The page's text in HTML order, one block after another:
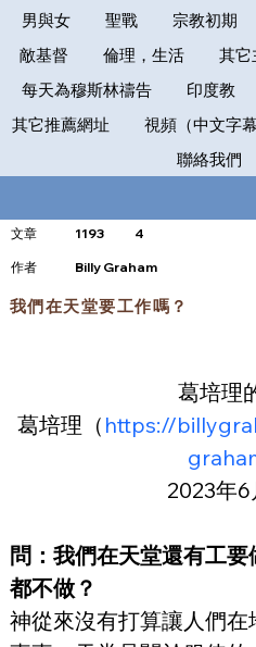
男與女
聖戰 宗教初期
敵基督
倫理，生活 其它
每天為穆斯林禱告
印度教
其它推薦網址
視頻（中文字
聯絡我們
文章 1193 4
​作者 Billy Graham
我們在天堂要工作嗎？
葛培理
葛培理（ https://
2023年6
問：我們在天堂還有工
都不做？
神從來沒有打算讓人們